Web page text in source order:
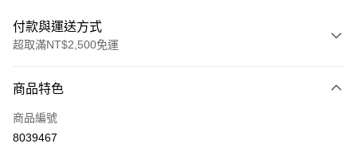
付款與運送方式
超取滿NT$2,500免運
信用卡一次付款
信用卡分期付款
商品特色
商品編號
8039467